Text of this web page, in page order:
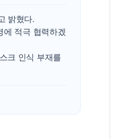
인천서 말다툼 중 어머니 흉기 살해
'화합' 꺼낸 김민석에 '뻔뻔' 받아친
밝혔다.
에 적극 협력하겠
크 인식 부재를